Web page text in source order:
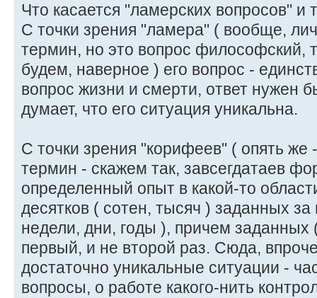
Что касается "ламерских вопросов" и
С точки зрения "ламера" ( вообще,
термин, но это вопрос философский,
будем, наверное ) его вопрос -
вопрос жизни и смерти, ответ нужен
думает, что его ситуация уникальна.
С точки зрения "корифеев" ( опять же
термин - скажем так, завсегдатаев
определенный опыт в какой-то
десятков ( сотен, тысяч ) заданных
недели, дни, годы ), причем
первый, и не второй раз. Сюда,
достаточно уникальные ситуации -
вопросы, о работе какого-нить